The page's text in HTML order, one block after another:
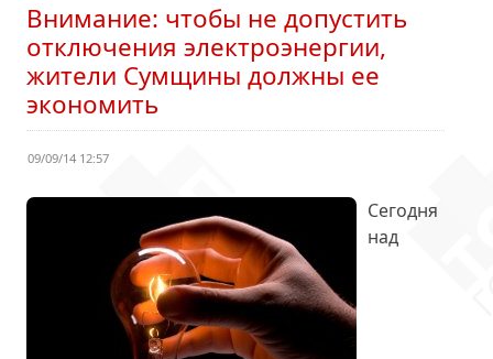
Внимание: чтобы не допустить
отключения электроэнергии,
жители Сумщины должны ее
экономить
09/09/14 12:57
Сегодня
над